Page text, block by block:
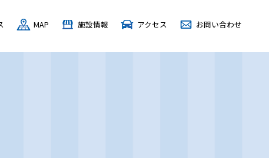
MAP 施設情報 アクセス お問い合わせ